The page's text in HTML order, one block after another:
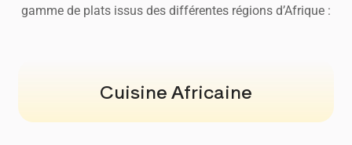
gamme de plats issus des différentes régions d’Afrique :
Cuisine Africaine